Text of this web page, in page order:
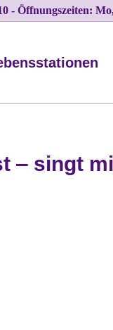
- Öffnungszeiten:
‒ singt